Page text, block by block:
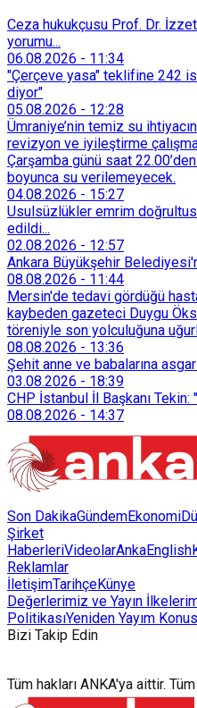
Ceza hukukçusu Prof. Dr.
yorumu...
06.08.2026 - 11:34
"Çerçeve yasa" teklifine 242
diyor"
05.08.2026 - 12:28
Ümraniye’nin temiz su
revizyon ve iyileştirme
Çarşamba günü saat
boyunca su verilemeyecek.
04.08.2026 - 15:27
Usulsüzlükler emrim
edildi...
02.08.2026 - 12:57
Ankara Büyükşehir
08.08.2026 - 11:44
Mersin'de tedavi gördüğü
kaybeden gazeteci Duygu
töreniyle son yolculuğuna
08.08.2026 - 13:36
Şehit anne ve babalarına
03.08.2026 - 18:39
CHP İstanbul İl Başkanı
08.08.2026 - 14:37
Son DakikaGündemEkonomi
Şirket
HaberleriVideolarAnkaEnglish
Reklamlar
İletişimTarihçeKünye
Değerlerimiz ve Yayın
PolitikasıYeniden Yayım
Bizi Takip Edin
Tüm hakları ANKA'ya aittir.